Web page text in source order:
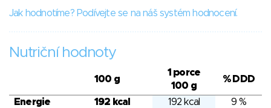
Jak hodnotíme? Podívejte se na náš systém hodnocení.
Nutriční hodnoty
100 g
1 porce
100 g
% DDD
Energie 192 kcal 192 kcal
9 %